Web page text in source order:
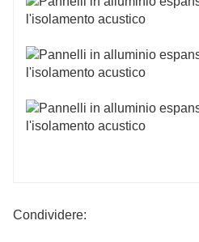
Condividere: